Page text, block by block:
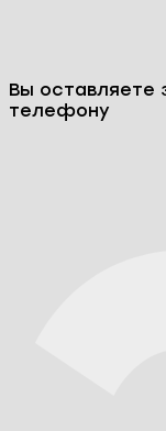
Вы оставляете
телефону